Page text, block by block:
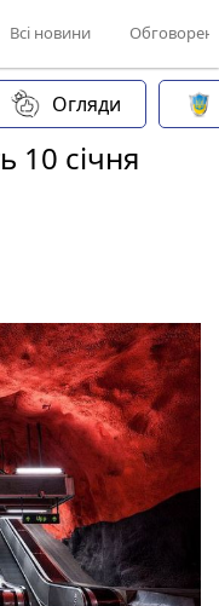
Всі новини
Огляди
10 січня